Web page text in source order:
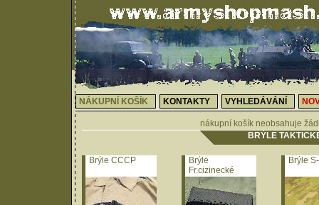
NÁKUPNÍ KOŠÍK KONTAKTY VYHLEDÁVÁNÍ
nákupní košík neobsahuje
BRÝLE
Brýle CCCP
Brýle
Fr.cizinecké
legie
Brýle